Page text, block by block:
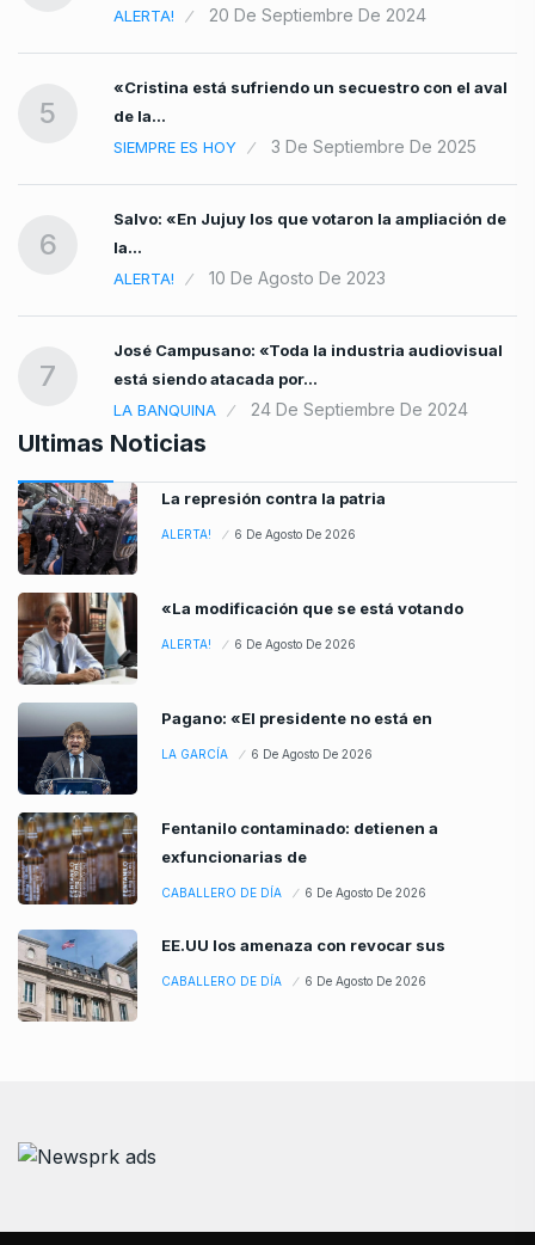
ALERTA!
20 De Septiembre De 2024
5
«Cristina está sufriendo un secuestro con el aval
de la…
SIEMPRE ES HOY
3 De Septiembre De 2025
6
Salvo: «En Jujuy los que votaron la ampliación de
la…
ALERTA!
10 De Agosto De 2023
7
José Campusano: «Toda la industria audiovisual
está siendo atacada por…
LA BANQUINA
24 De Septiembre De 2024
Ultimas Noticias
La represión contra la patria
ALERTA! 6 De Agosto De 2026
«La modificación que se está votando
ALERTA! 6 De Agosto De 2026
Pagano: «El presidente no está en
LA GARCÍA 6 De Agosto De 2026
Fentanilo contaminado: detienen a
exfuncionarias de
CABALLERO DE DÍA 6 De Agosto De 2026
EE.UU los amenaza con revocar sus
CABALLERO DE DÍA 6 De Agosto De 2026